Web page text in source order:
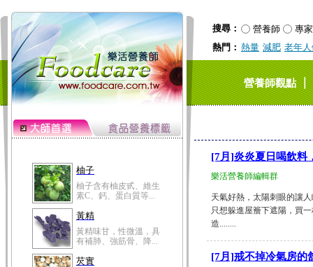
搜尋： 營養師
專家
熱門： 熱量 減肥 老年
營養師觀點｜
柚子
柚子含有柚皮甙、維生
素C、鈣、蛋白質等...
黃精
黃精味甘，性微溫，具
有補肺、強筋骨、降...
芡實
[7月]炎炎夏日喝飲料
樂活營養師編輯群
天氣好熱，太陽刺眼的讓
只想躲進屋簷下遮陽，買
造........
[7月]戒不掉冷氣房的